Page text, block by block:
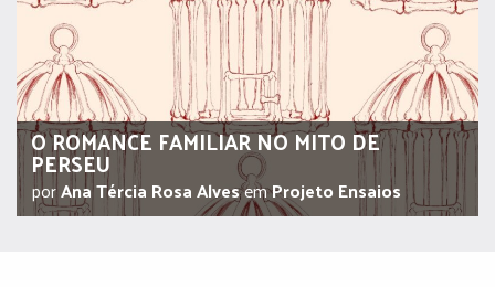
O ROMANCE FAMILIAR NO MITO DE
PERSEU
porAna Tércia Rosa AlvesemProjeto Ensaios